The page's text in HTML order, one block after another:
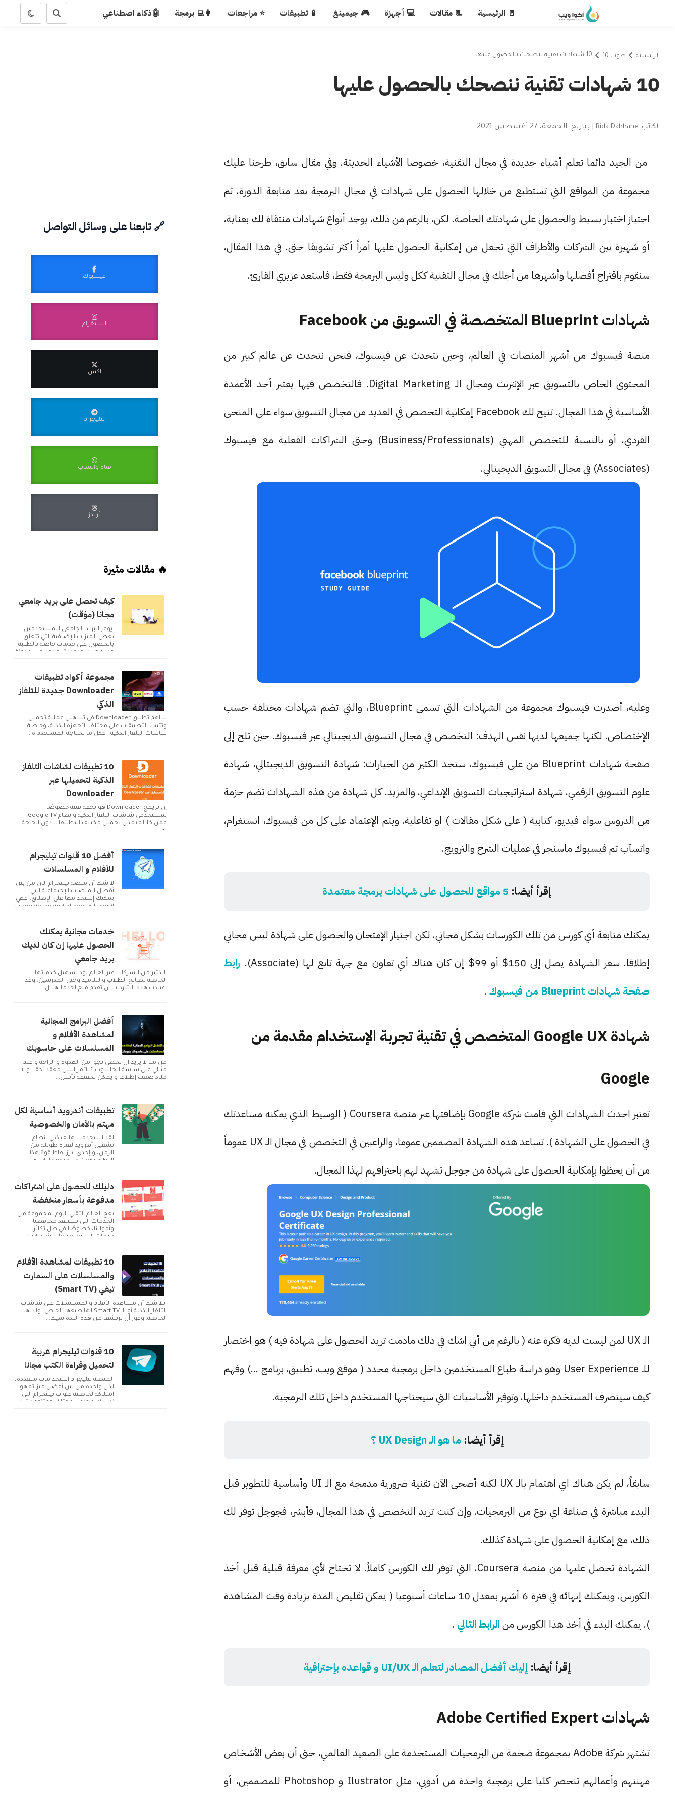
🚪 الرئيسية 📃 مقالات 💻 أجهزة 🎮 جيمينغ 📱 تطبيقات ⭐ مراجعات 👩‍💻 برمجة 🤖ذكاء اصطناعي
الرئيسية طوب 10 10 شهادات تقنية ننصحك بالحصول عليها
10 شهادات تقنية ننصحك بالحصول عليها
الكاتب: Rida Dahhane بتاريخ: الجمعة، 27 أغسطس 2021
من الجيد دائما تعلم أشياء جديدة في مجال التقنية، خصوصا الأشياء الحديثة. وفي مقال سابق، طرحنا عليك
مجموعة من المواقع التي تستطيع من خلالها الحصول على شهادات في مجال البرمجة بعد متابعة الدورة، ثم
اجتياز اختبار بسيط والحصول على شهادتك الخاصة. لكن، بالرغم من ذلك، يوجد أنواع شهادات منتقاة لك بعناية،
أو شهيرة بين الشركات والأطراف التي تجعل من إمكانية الحصول عليها أمراً أكثر تشويقا حتى. في هذا المقال،
سنقوم باقتراح أفضلها وأشهرها من أجلك في مجال التقنية ككل وليس البرمجة فقط، فاستعد عزيزي القارئ.
شهادات Blueprint المتخصصة في التسويق من Facebook
منصة فيسبوك من أشهر المنصات في العالم، وحين نتحدث عن فيسبوك، فنحن نتحدث عن عالم كبير من
المحتوى الخاص بالتسويق عبر الإنترنت ومجال الـ Digital Marketing. فالتخصص فيها يعتبر أحد الأعمدة
الأساسية في هذا المجال. تتيح لك Facebook إمكانية التخصص في العديد من مجال التسويق سواء على المنحى
الفردي، أو بالنسبة للتخصص المهني (Business/Professionals) وحتى الشراكات الفعلية مع فيسبوك
(Associates) في مجال التسويق الديجيتالي.
وعليه، أصدرت فيسبوك مجموعة من الشهادات التي تسمى Blueprint، والتي تضم شهادات مختلفة حسب
الإختصاص. لكنها جميعها لديها نفس الهدف: التخصص في مجال التسويق الديجيتالي عبر فيسبوك. حين تلج إلى
صفحة شهادات Blueprint من على فيسبوك، ستجد الكثير من الخيارات: شهادة التسويق الديجيتالي، شهادة
علوم التسويق الرقمي، شهادة استراتيجيات التسويق الإبداعي، والمزيد. كل شهادة من هذه الشهادات تضم حزمة
من الدروس سواء فيديو، كتابية ( على شكل مقالات ) او تفاعلية. ويتم الإعتماد على كل من فيسبوك، انستغرام،
واتسآب ثم فيسبوك ماسنجر في عمليات الشرح والترويج.
إقرأ أيضا: 5 مواقع للحصول على شهادات برمجة معتمدة
يمكنك متابعة أي كورس من تلك الكورسات بشكل مجاني، لكن اجتياز الإمتحان والحصول على شهادة ليس مجاني
إطلاقا. سعر الشهادة يصل إلى 150$ أو 99$ إن كان هناك أي تعاون مع جهة تابع لها (Associate).
رابط
صفحة شهادات Blueprint من فيسبوك
.
شهادة Google UX المتخصص في تقنية تجربة الإستخدام مقدمة من
Google
تعتبر احدث الشهادات التي قامت شركة Google بإضافتها عبر منصة Coursera ( الوسيط الذي يمكنه مساعدتك
في الحصول على الشهادة ). تساعد هذه الشهادة المصممين عموما، والراغبين في التخصص في مجال الـ UX عموماً
من أن يحظوا بإمكانية الحصول على شهادة من جوجل تشهد لهم باحترافهم لهذا المجال.
الـ UX لمن ليست لديه فكرة عنه ( بالرغم من أني اشك في ذلك مادمت تريد الحصول على شهادة فيه ) هو اختصار
للـ User Experience وهو دراسة طباع المستخدمين داخل برمجية محدد ( موقع ويب، تطبيق، برنامج ...) وفهم
كيف سيتصرف المستخدم داخلها، وتوفير الأساسيات التي سيحتاجها المستخدم داخل تلك البرمجية.
إقرأ أيضا: ما هو الـ UX Design ؟
سابقاً، لم يكن هناك اي اهتمام بالـ UX لكنه أضحى الآن تقنية ضرورية مدمجة مع الـ UI وأساسية للتطوير قبل
البدء مباشرة في صناعة اي نوع من البرمجيات. وإن كنت تريد التخصص في هذا المجال، فأبشر، فجوجل توفر لك
ذلك، مع إمكانية الحصول على شهادة كذلك.
الشهادة تحصل عليها من منصة Coursera، التي توفر لك الكورس كاملاً. لا تحتاج لأي معرفة قبلية قبل أخذ
الكورس، ويمكنك إنهائه في فترة 6 أشهر بمعدل 10 ساعات أسبوعيا ( يمكن تقليص المدة بزيادة وقت المشاهدة
). يمكنك البدء في أخذ هذا الكورس من الرابط التالي .
إقرأ أيضا: إليك أفضل المصادر لتعلم الـ UI/UX و قواعده بإحترافية
شهادات Adobe Certified Expert
تشتهر شركة Adobe بمجموعة ضخمة من البرمجيات المستخدمة على الصعيد العالمي، حتى أن بعض الأشخاص
مهنتهم وأعمالهم تنحصر كليا على برمجية واحدة من أدوبي، مثل Ilustrator و Photoshop للمصممين، أو
🔗 تابعنا على وسائل التواصل
فيسبوك
انستغرام
اكس
تيليجرام
قناة واتسآب
ثريدز
🔥 مقالات مثيرة
كيف تحصل على بريد جامعي
مجانا (مؤقت)
يوفر البريد الجامعي للمستخدمين
بعض الميزات الإضافية التي تتعلق
بالحصول على خدمات خاصة بالطلبة
من مصادر متعددة. طرحنا على مدونة
مجموعة أكواد تطبيقات
Downloader جديدة للتلفاز
الذكي
ساهم تطبيق Downloader في تسهيل عملية تحميل
وتثبيت التطبيقات على مختلف الأجهزة الذكية، وخاصة
شاشات التلفاز الذكية . فكل ما يحتاجه المستخدم ه...
10 تطبيقات لشاشات التلفاز
الذكية لتحميلها عبر
Downloader
إن بُريمج Downloader هو تحفة فنية خصوصًا
لمستخدمي شاشات التلفاز الذكية و نظام Google TV.
فمن خلاله يمكن تحميل مختلف التطبيقات دون الحاجة
لم...
أفضل 10 قنوات تيليجرام
للأفلام و المسلسلات
لا شك أن منصة تيليجرام الآن من بين
أفضل المنصات الإجتماعية التي
يمكنك إستخدامها على الإطلاق، فهي
لا توفر لك فقط إمكانية صناعة حساب
خدمات مجانية يمكنك
الحصول عليها إن كان لديك
بريد جامعي
الكثير من الشركات عبر العالم تود تسهيل خدماتها
الخاصة لصالح الطلاب والتلاميذ وحتى المدرسين. وقد
اعتادت هذه الشركات أن تقدم مِنح لخدماتها ال...
أفضل البرامج المجانية
لمشاهدة الأفلام و
المسلسلات على حاسوبك
من منا لا يريد ان يحظى بجو من الهدوء و الراحة و فلم
مثالي على شاشة الحاسوب ؟ الأمر ليس معقدا حقا، و لا
ملاذ صعب إطلاقا و يمكن تحقيقه بأبس...
تطبيقات أندرويد أساسية لكل
مهتم بالأمان والخصوصية
لقد استخدمتُ هاتف ذكي بنظام
تشغيل أندرويد لفترة طويلة من
الزمن، و إحدى أبرز نقاط قوة هذا
النظام تكمن في مرونته الكبيرة
دليلك للحصول على اشتراكات
مدفوعة بأسعار منخفضة
يعج العالم التقني اليوم بمجموعة من
الخدمات التي تستنفذ محافظنا
وأموالنا، خصوصًا في ظل تكاثر
خدمات التي تعتمد على اشتراكات
10 تطبيقات لمشاهدة الأفلام
والمسلسلات على السمارت
تيفي (Smart TV)
بلا شك أن مشاهدة الأفلام والمسلسلات على شاشات
التلفاز الذكية أو الـ Smart TV لها طبعها الخاص، ولذتها
الخاصة. وفور أن ترتشف من هذه اللذة سيك...
10 قنوات تيليجرام عربية
لتحميل وقراءة الكتب مجانا
لمنصة تيليجرام استخدامات متعددة،
لكن واحدة من بين أفضل ميزاته هو
امتلاكه لخاصية قنوات تيليجرام التي
تشارك محتوى مختلف ومتنوع بشكل